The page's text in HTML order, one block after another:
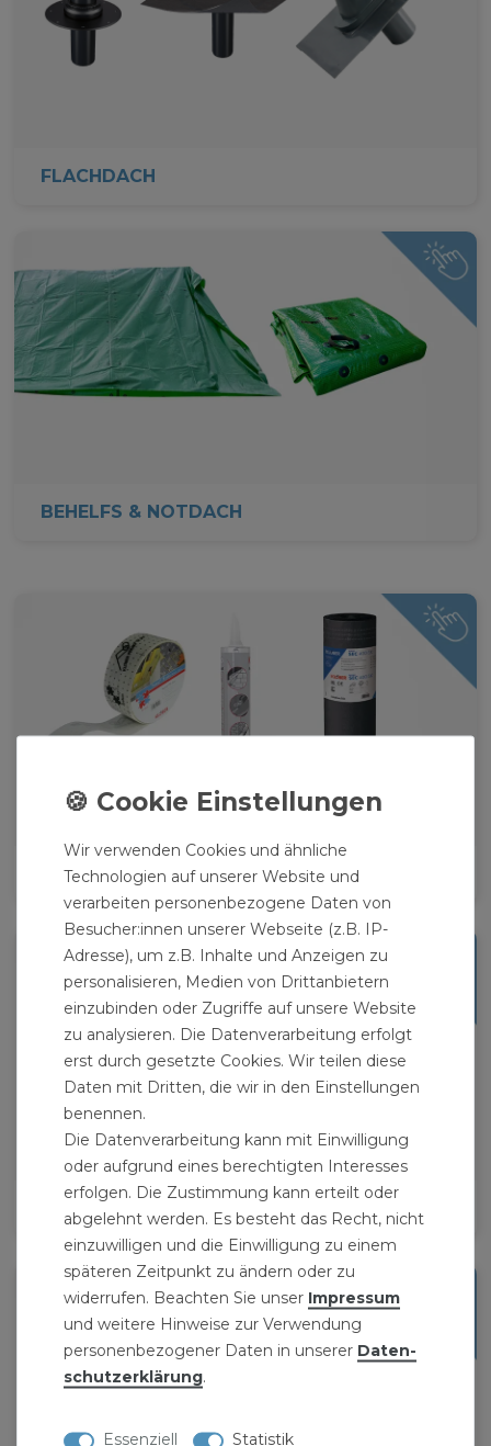
FLACHDACH
BEHELFS & NOTDACH
SONSTIGES
SANITÄR
Wir verwenden Cookies und ähnliche
Technologien auf unserer Website und
verarbeiten personenbezogene Daten von
Besucher:innen unserer Webseite (z.B. IP-
Adresse), um z.B. Inhalte und Anzeigen zu
personalisieren, Medien von Drittanbietern
einzubinden oder Zugriffe auf unsere Website
zu analysieren. Die Datenverarbeitung erfolgt
erst durch gesetzte Cookies. Wir teilen diese
Daten mit Dritten, die wir in den Einstellungen
benennen.
Die Datenverarbeitung kann mit Einwilligung
oder aufgrund eines berechtigten Interesses
erfolgen. Die Zustimmung kann erteilt oder
abgelehnt werden. Es besteht das Recht, nicht
einzuwilligen und die Einwilligung zu einem
späteren Zeitpunkt zu ändern oder zu
widerrufen. Beachten Sie unser Impressum
und weitere Hinweise zur Verwendung
personenbezogener Daten in unserer Daten­
schutz­erklärung.
Essenziell Statistik